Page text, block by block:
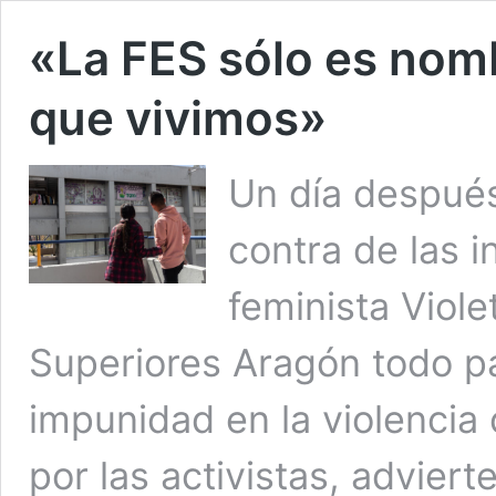
«La FES sólo es
que vivimos»
Un día
contra de las
feminista
Superiores Aragón todo
impunidad en la
por las activistas,